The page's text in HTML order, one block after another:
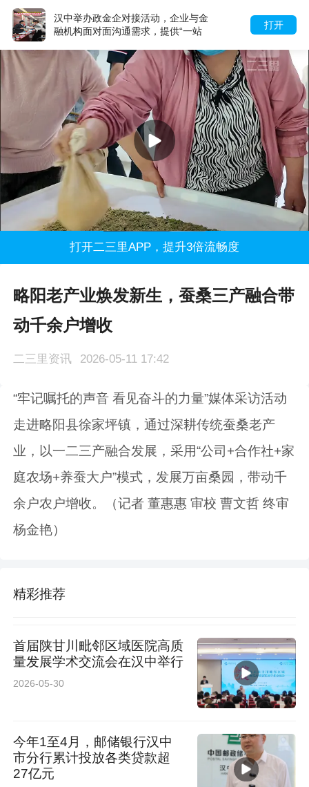
汉中举办“聚金融合力 促产业发展”政
金企对接活动，统筹22家金融机构形
打开二三里APP，提升3倍流畅度
略阳老产业焕发新生，蚕桑三产融合带
动千余户增收
二三里资讯 2026-05-11 17:42
“牢记嘱托的声音 看见奋斗的力量”媒体采访活动
走进略阳县徐家坪镇，通过深耕传统蚕桑老产
业，以一二三产融合发展，采用“公司+合作社+家
庭农场+养蚕大户”模式，发展万亩桑园，带动千
余户农户增收。（记者 董惠惠 审校 曹文哲 终审
杨金艳）
精彩推荐
首届陕甘川毗邻区域医院高质
量发展学术交流会在汉中举行
2026-05-30
今年1至4月，邮储银行汉中
市分行累计投放各类贷款超
27亿元